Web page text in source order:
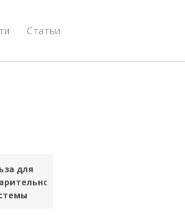
Статьи
для